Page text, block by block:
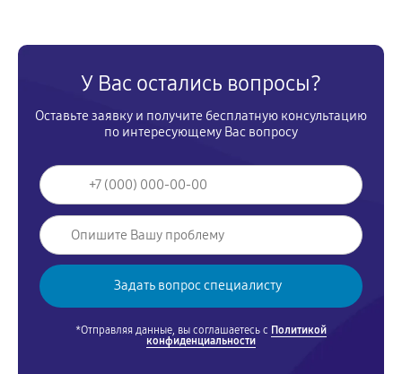
У Вас остались вопросы?
Оставьте заявку и получите бесплатную консультацию
по интересующему Вас вопросу
*Отправляя данные, вы соглашаетесь с Политикой
конфиденциальности